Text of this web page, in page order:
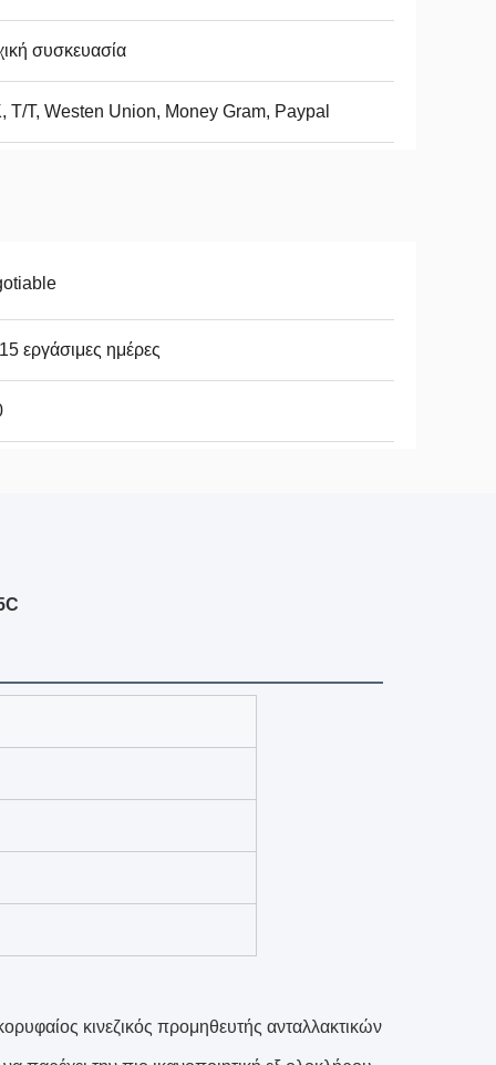
συσκευασία
Τ/Τ, Westen Union, Money Gram, Paypal
εργάσιμες ημέρες
κινεζικός προμηθευτής ανταλλακτικών